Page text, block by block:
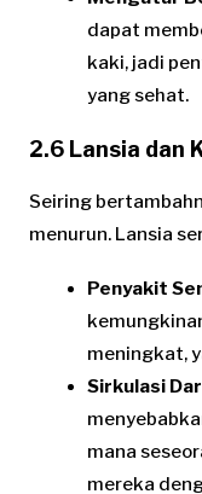
dapat
kaki, jadi
yang sehat.
2.6 Lansia dan
Seiring
menurun. Lansia
Penyakit
meningkat,
Sirkulasi
mana
mereka